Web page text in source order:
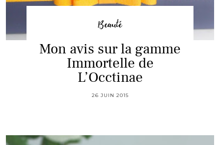
Beauté
Mon avis sur la gamme
Immortelle de
L’Occtinae
26 JUIN 2015